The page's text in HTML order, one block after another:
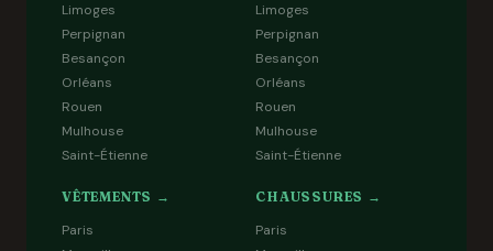
Limoges
Perpignan
Besançon
Orléans
Rouen
Mulhouse
Saint-Étienne
Limoges
Perpignan
Besançon
Orléans
Rouen
Mulhouse
Saint-Étienne
VÊTEMENTS →
Paris
CHAUSSURES →
Paris